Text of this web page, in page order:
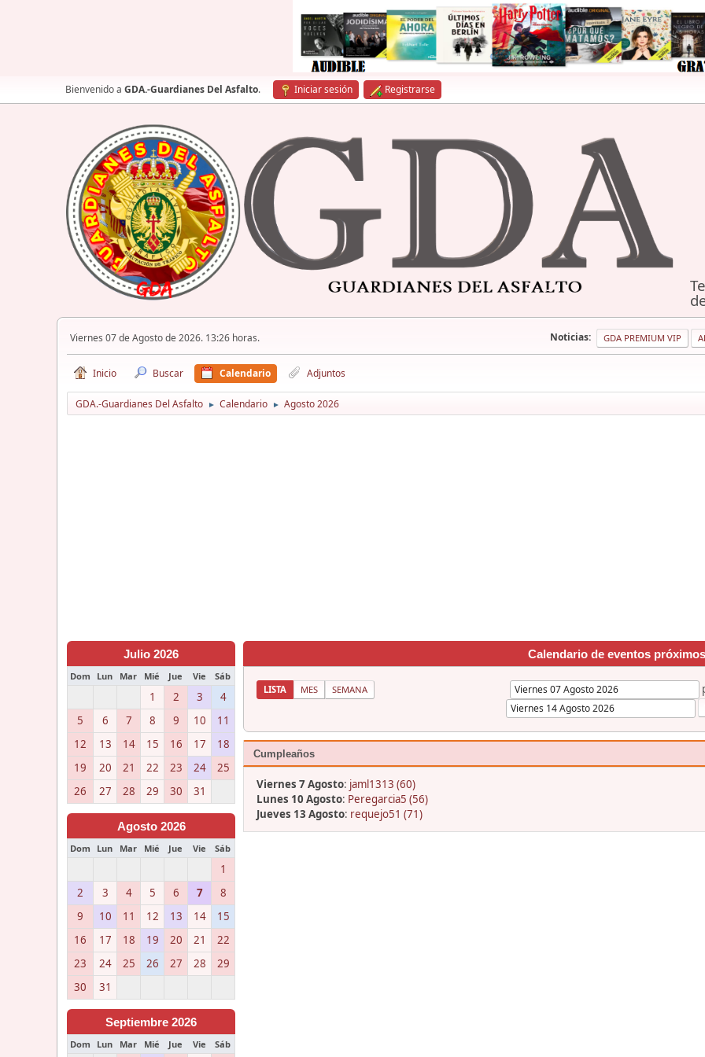
Bienvenido a GDA.-Guardianes Del Asfalto. Iniciar sesión Registrarse
Viernes 07 de Agosto de 2026. 13:26 horas. Noticias: GDA PREMIUM VIP
Inicio Buscar Calendario Adjuntos
GDA.-Guardianes Del Asfalto ► Calendario ► Agosto 2026
Julio 2026
Dom Lun Mar Mié Jue Vie Sáb
1 2 3
4
5
6 7 8 9 10
11
12
13 14 15 16 17
18
19
20 21 22 23 24
25
26
27 28 29 30 31
Agosto 2026
Dom Lun Mar Mié Jue Vie Sáb
1
2
3 4 5 6 7
8
9
10 11 12 13 14
15
16
17 18 19 20 21
22
23
24 25 26 27 28
29
30
31
Septiembre 2026
Dom Lun Mar Mié Jue Vie Sáb
Calendario de eventos próximos
LISTA MES SEMANA
Cumpleaños
Viernes 7 Agosto: jaml1313 (60)
Lunes 10 Agosto: Peregarcia5 (56)
Jueves 13 Agosto: requejo51 (71)